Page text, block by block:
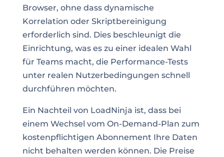
Browser, ohne dass dynamische
Korrelation oder Skriptbereinigung
erforderlich sind. Dies beschleunigt die
Einrichtung, was es zu einer idealen Wahl
für Teams macht, die Performance-Tests
unter realen Nutzerbedingungen schnell
durchführen möchten.
Ein Nachteil von LoadNinja ist, dass bei
einem Wechsel vom On-Demand-Plan zum
kostenpflichtigen Abonnement Ihre Daten
nicht behalten werden können. Die Preise